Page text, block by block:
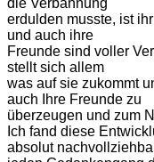
die Verbannung
erdulden musste, ist
und auch ihre
Freunde sind voller
stellt sich allem
was auf sie zukommt
auch Ihre Freunde zu
überzeugen und zum
Ich fand diese
absolut